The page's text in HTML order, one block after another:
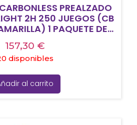
PREALZADO
2H 250 JUEGOS (CB
1 PAQUETE DE
500H
157,30 €
disponibles
al carrito